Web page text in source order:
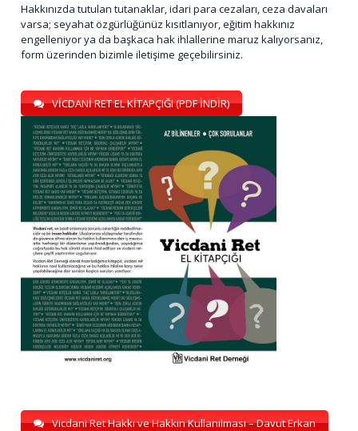
Hakkınızda tutulan tutanaklar, idari para cezaları, ceza davaları
varsa; seyahat özgürlüğünüz kısıtlanıyor, eğitim hakkınız
engelleniyor ya da başkaca hak ihlallerine maruz kalıyorsanız,
form üzerinden bizimle iletişime geçebilirsiniz.
VİCDANİ RET EL KİTAPÇIĞI (PDF İNDİR)
Vicdani Ret Hakkı ve Hakkın Kullanılması – Davut Erkan